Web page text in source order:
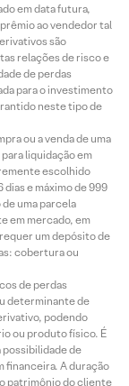
em data futura,
ao vendedor tal
são
relações de risco e
de perdas
para o investimento
neste tipo de
ou a venda de uma
liquidação em
escolhido
e máximo de 999
uma parcela
em mercado, em
um depósito de
cobertura ou
de perdas
determinante de
podendo
ou produto físico. É
de
financeira. A duração
patrimônio do cliente